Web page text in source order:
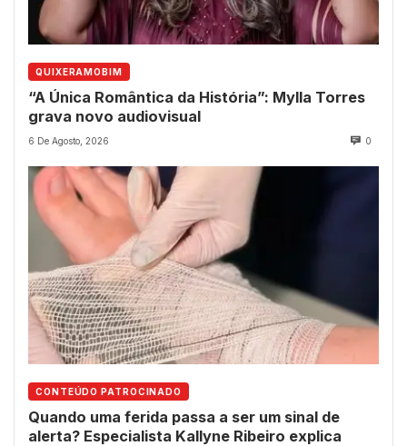
QUIXERAMOBIM
“A Única Romântica da História”: Mylla Torres
grava novo audiovisual
6 De Agosto, 2026 0
CONTEÚDO PATROCINADO
Quando uma ferida passa a ser um sinal de
alerta? Especialista Kallyne Ribeiro explica